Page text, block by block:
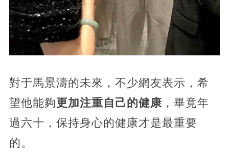
對于馬景濤的未來，不少網友表示，希
望他能夠更加注重自己的健康，畢竟年
過六十，保持身心的健康才是最重要
的。